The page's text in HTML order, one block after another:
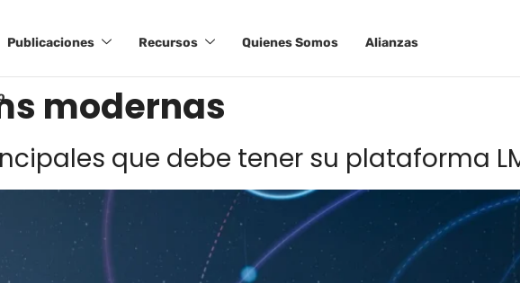
Publicaciones Recursos Quienes Somos Alianzas
modernas
que debe tener su plataforma